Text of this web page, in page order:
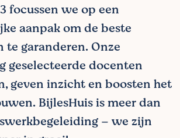
focussen we op een
aanpak om de beste
te garanderen. Onze
geselecteerde docenten
geven inzicht en boosten het
BijlesHuis is meer dan
– we zijn